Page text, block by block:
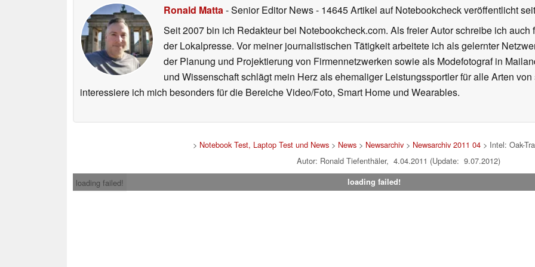
Ronald Matta- Senior Editor News- 14645 Artikel auf Notebookcheck veröffentlicht
Seit 2007 bin ich Redakteur bei Notebookcheck.com. Als freier Autor schreibe ich
der Lokalpresse. Vor meiner journalistischen Tätigkeit arbeitete ich als gelernter
der Planung und Projektierung von Firmennetzwerken sowie als Modefotograf in
und Wissenschaft schlägt mein Herz als ehemaliger Leistungssportler für alle Arten
interessiere ich mich besonders für die Bereiche Video/Foto, Smart Home und Wearables.
> Notebook Test, Laptop Test und News > News > Newsarchiv > Newsarchiv 2011 04 > Intel: Oak-
Autor: Ronald Tiefenthäler, 4.04.2011 (Update: 9.07.2012)
loading failed!
loading failed!